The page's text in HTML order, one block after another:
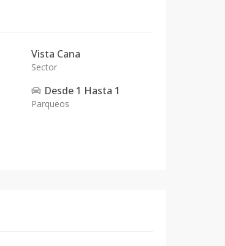
Vista Cana
Sector
Desde 1 Hasta 1
Parqueos